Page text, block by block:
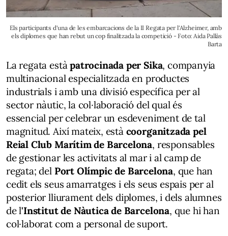
Els participants d'una de les embarcacions de la II Regata per l'Alzheimer, amb
els diplomes que han rebut un cop finalitzada la competició - Foto: Aida Pallàs
Barta
La regata estàpatrocinada per Sika, companyia
multinacional especialitzada en productes
industrials i amb una divisió específica per al
sector nàutic, la col·laboració del qual és
essencial per celebrar un esdeveniment de tal
magnitud. Així mateix, està coorganitzada pel
Reial Club Marítim de Barcelona, responsables
de gestionar les activitats al mar i al camp de
regata; del Port Olímpic de Barcelona, que han
cedit els seus amarratges i els seus espais per al
posterior lliurament dels diplomes, i dels alumnes
de l'Institut de Nàutica de Barcelona, que hi han
col·laborat com a personal de suport.